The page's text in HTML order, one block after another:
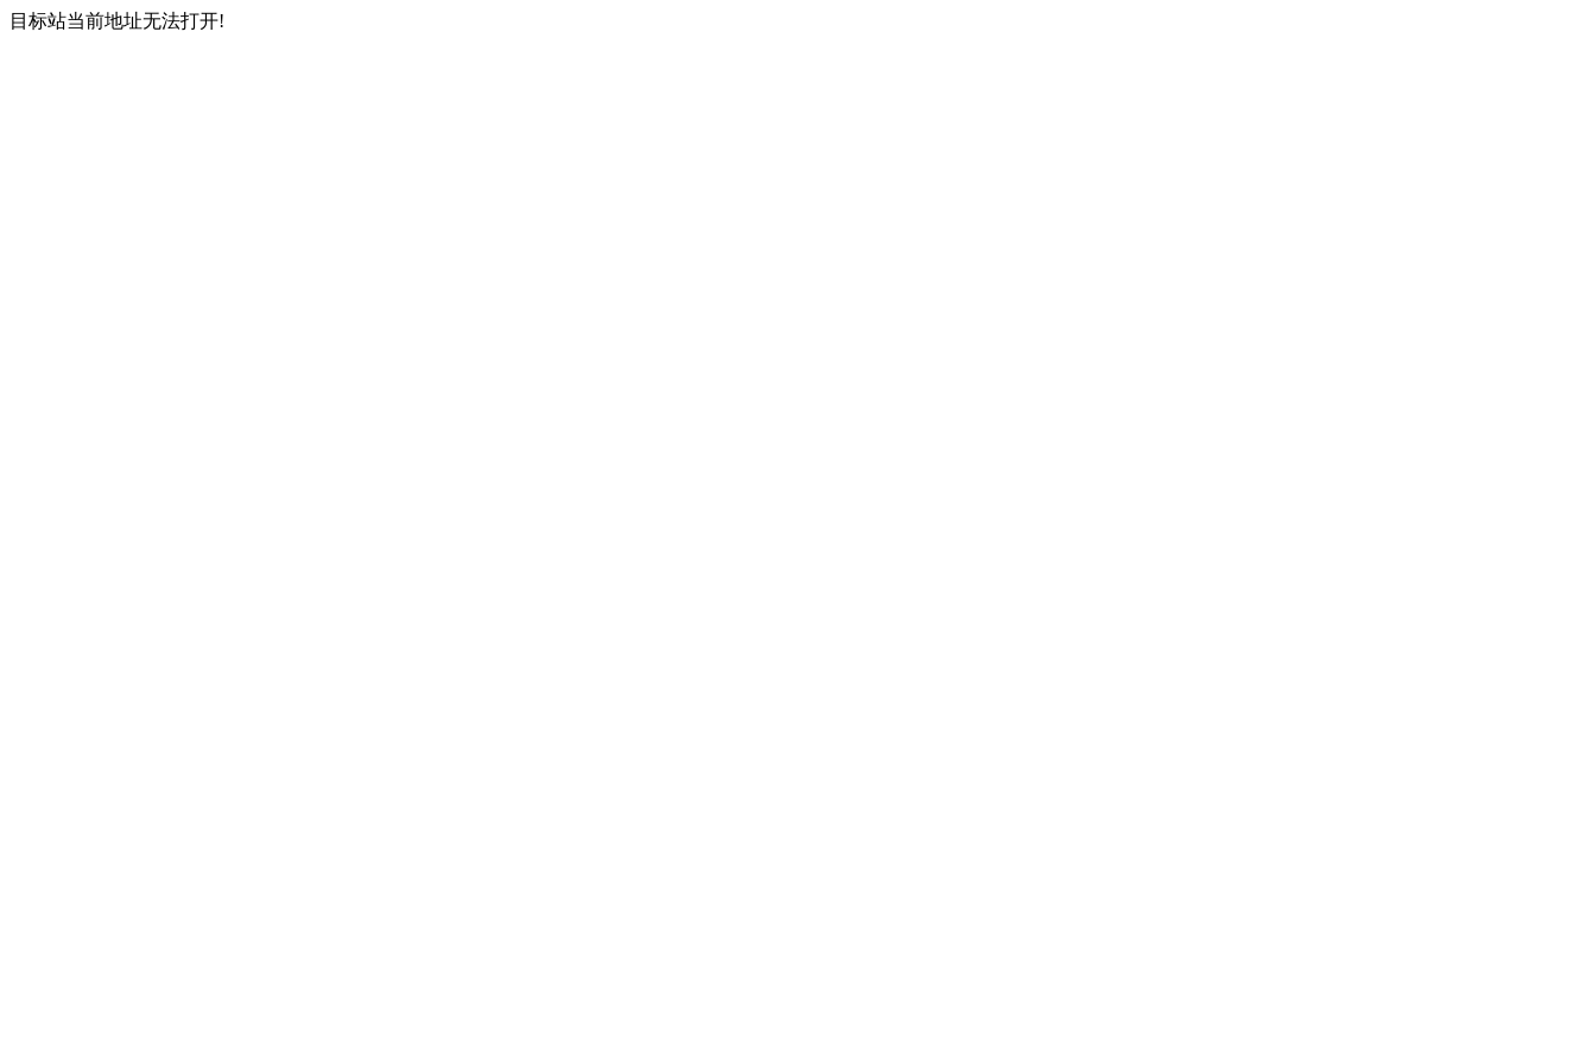
目标站当前地址无法打开!